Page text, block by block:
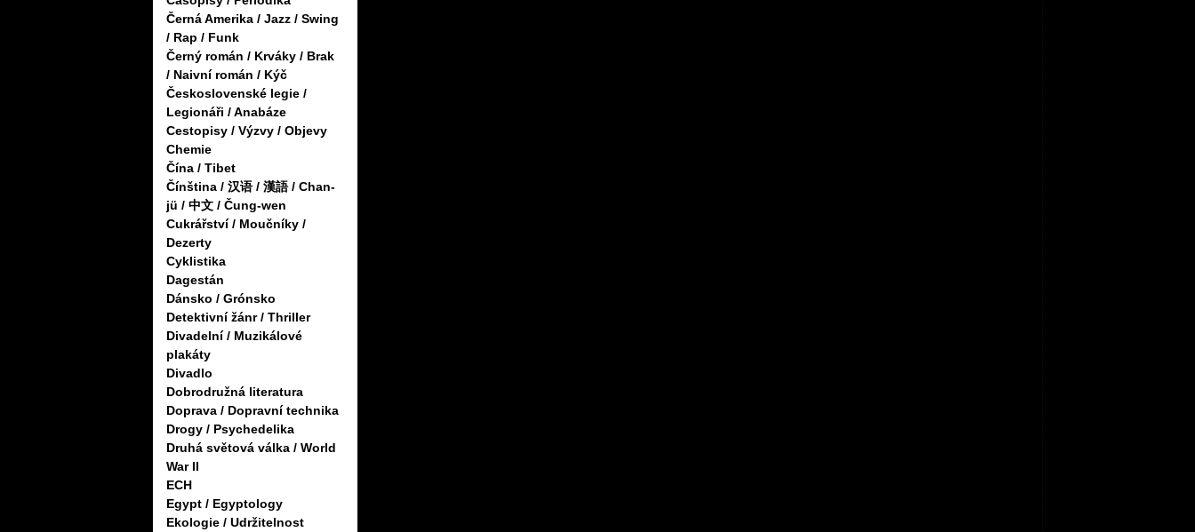
Černá Amerika / Jazz / Swing
/ Rap / Funk
Černý román / Krváky / Brak
/ Naivní román / Kýč
Československé legie /
Legionáři / Anabáze
Cestopisy / Výzvy / Objevy
Chemie
Čína / Tibet
Čínština / 汉语 / 漢語 / Chan-
jü / 中文 / Čung-wen
Cukrářství / Moučníky /
Dezerty
Cyklistika
Dagestán
Dánsko / Grónsko
Detektivní žánr / Thriller
Divadelní / Muzikálové
plakáty
Divadlo
Dobrodružná literatura
Doprava / Dopravní technika
Drogy / Psychedelika
Druhá světová válka / World
War II
ECH
Egypt / Egyptology
Ekologie / Udržitelnost